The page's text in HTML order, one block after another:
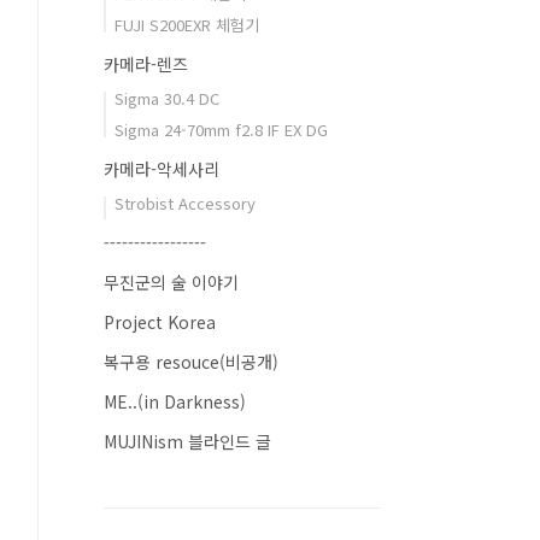
FUJI S200EXR 체험기
카메라-렌즈
Sigma 30.4 DC
Sigma 24-70mm f2.8 IF EX DG
카메라-악세사리
Strobist Accessory
-----------------
무진군의 술 이야기
Project Korea
복구용 resouce(비공개)
ME..(in Darkness)
MUJINism 블라인드 글